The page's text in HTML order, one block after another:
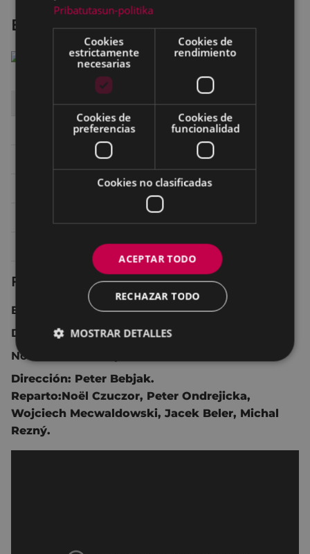
El informe Auschwitz
HORA SALA
Sábado 27 16:00 SALA 1 ARETOA
19:00 SALA 1 ARETOA
16:00 SALA 1 ARETOA
SALA 1 ARETOA
19:00 SALA 1 ARETOA
Ficha técnica
Eslovaquia 2020 94 min.
Drama.
No recomendada para menores de 16 años.
Dirección: Peter Bebjak.
Reparto:Noël Czuczor, Peter Ondrejicka,
Wojciech Mecwaldowski, Jacek Beler, Michal
Rezný.
Pribatutasun-politika
Cookies
estrictamente
necesarias
Cookies de
rendimiento
Cookies de
preferencias
Cookies de
funcionalidad
Cookies no clasificadas
ACEPTAR TODO
RECHAZAR TODO
MOSTRAR DETALLES